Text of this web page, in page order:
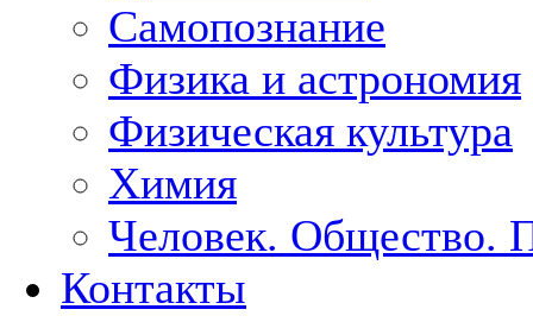
Самопознание
Физика и астрономия
Физическая культура
Химия
Человек. Общество.
Контакты